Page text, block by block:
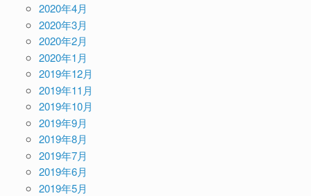
2020年4月
2020年3月
2020年2月
2020年1月
2019年12月
2019年11月
2019年10月
2019年9月
2019年8月
2019年7月
2019年6月
2019年5月